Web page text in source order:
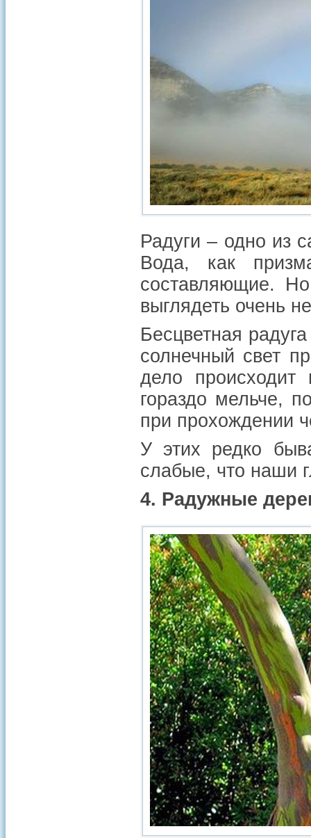
Радуги – одно из
Вода, как
составляющие.
выглядеть очень
Бесцветная
солнечный свет
дело
гораздо мельче,
при прохождении
У этих редко
слабые, что наши
4. Радужные